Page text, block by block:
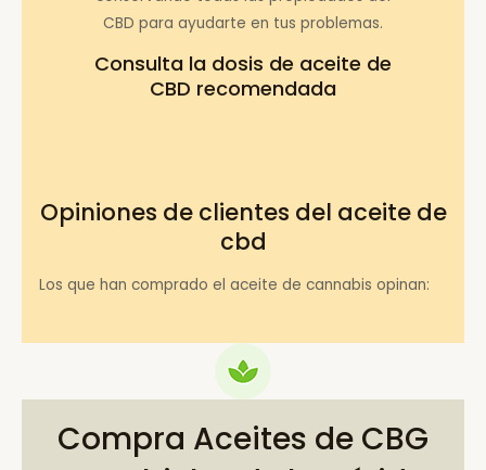
CBD para ayudarte en tus problemas.
Consulta la dosis de aceite de
CBD recomendada
Opiniones de clientes del aceite de
cbd
Los que han comprado el aceite de cannabis opinan:
Compra Aceites de CBG